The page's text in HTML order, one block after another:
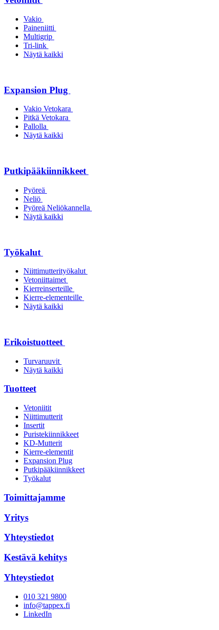
Vakio
Paineniitti
Multigrip
Tri-link
Näytä kaikki
Expansion Plug
Vakio Vetokara
Pitkä Vetokara
Pallolla
Näytä kaikki
Putkipääkiinnikkeet
Pyöreä
Neliö
Pyöreä Neliökannella
Näytä kaikki
Työkalut
Niittimutterityökalut
Vetoniittaimet
Kierreinserteille
Kierre-elementeille
Näytä kaikki
Erikoistuotteet
Turvaruuvit
Näytä kaikki
Tuotteet
Vetoniitit
Niittimutterit
Insertit
Puristekiinnikkeet
KD-Mutterit
Kierre-elementit
Expansion Plug
Putkipääkiinnikkeet
Työkalut
Toimittajamme
Yritys
Yhteystiedot
Kestävä kehitys
Yhteystiedot
010 321 9800
info@tappex.fi
LinkedIn